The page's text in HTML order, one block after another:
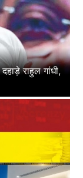
राहुल गांधी,